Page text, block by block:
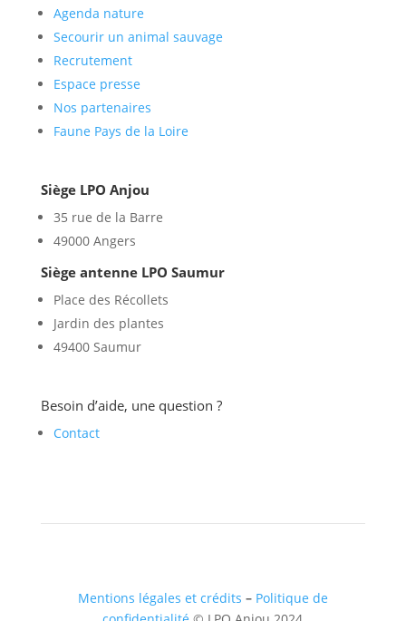
Agenda nature
Secourir un animal sauvage
Recrutement
Espace presse
Nos partenaires
Faune Pays de la Loire
Siège LPO Anjou
35 rue de la Barre
49000 Angers
Siège antenne LPO Saumur
Place des Récollets
Jardin des plantes
49400 Saumur
Besoin d’aide, une question ?
Contact
Mentions légales et crédits – Politique de